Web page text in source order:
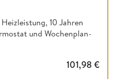
10 Jahren
und Wochenplan-
101,98 €